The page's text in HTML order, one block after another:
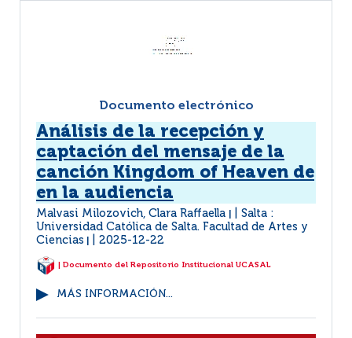
Documento electrónico
Análisis de la recepción y
captación del mensaje de la
canción Kingdom of Heaven de
en la audiencia
Malvasi Milozovich, Clara Raffaella
Salta :
Universidad Católica de Salta. Facultad de Artes y
Ciencias
2025-12-22
| Documento del Repositorio Institucional UCASAL
MÁS INFORMACIÓN...